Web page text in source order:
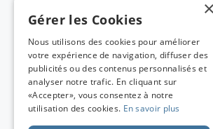
Par conséquent, il est
profiter de plusieurs
aussi demander, en
duplicata de carte
Non classé
×
Gérer les Cookies
Nous utilisons des cookies pour améliorer
votre expérience de navigation, diffuser des
publicités ou des contenus personnalisés et
analyser notre trafic. En cliquant sur
«Accepter», vous consentez à notre
utilisation des cookies. En savoir plus